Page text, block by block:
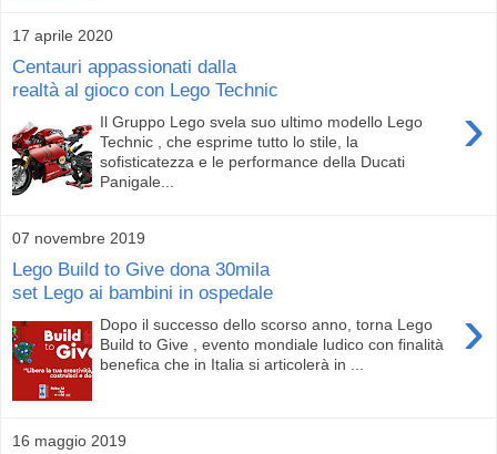
17 aprile 2020
Centauri appassionati dalla
realtà al gioco con Lego Technic
›
Il Gruppo Lego svela suo ultimo modello Lego
Technic , che esprime tutto lo stile, la
sofisticatezza e le performance della Ducati
Panigale...
07 novembre 2019
Lego Build to Give dona 30mila
set Lego ai bambini in ospedale
›
Dopo il successo dello scorso anno, torna Lego
Build to Give , evento mondiale ludico con finalità
benefica che in Italia si articolerà in ...
16 maggio 2019